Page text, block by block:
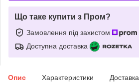
Що таке купити з Пром?
Замовлення під захистом
Доступна доставка
Опис Характеристики Доставка